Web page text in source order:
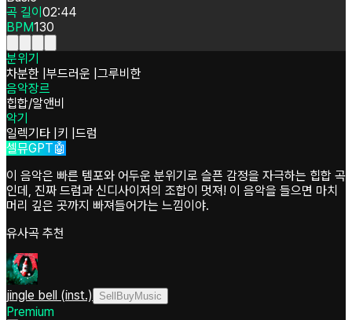
곡 길이 02:44
BPM130
분위기
차분한 부드러운 그루비한
음악장르
힙합/알앤비
악기
일렉기타 키 드럼
셀뮤GPT🤖
이 음악은 빠른 템포와 어두운 분위기로 슬픈 감정을 자극하는 힙합 곡
인데, 진짜 드럼과 신디사이저의 조합이 멋져! 이 음악을 들으면 마치
머리 깊은 곳까지 빠져들어가는 느낌이야.
유사곡 추천
jingle bell (inst.) SellBuyMusic
Premium